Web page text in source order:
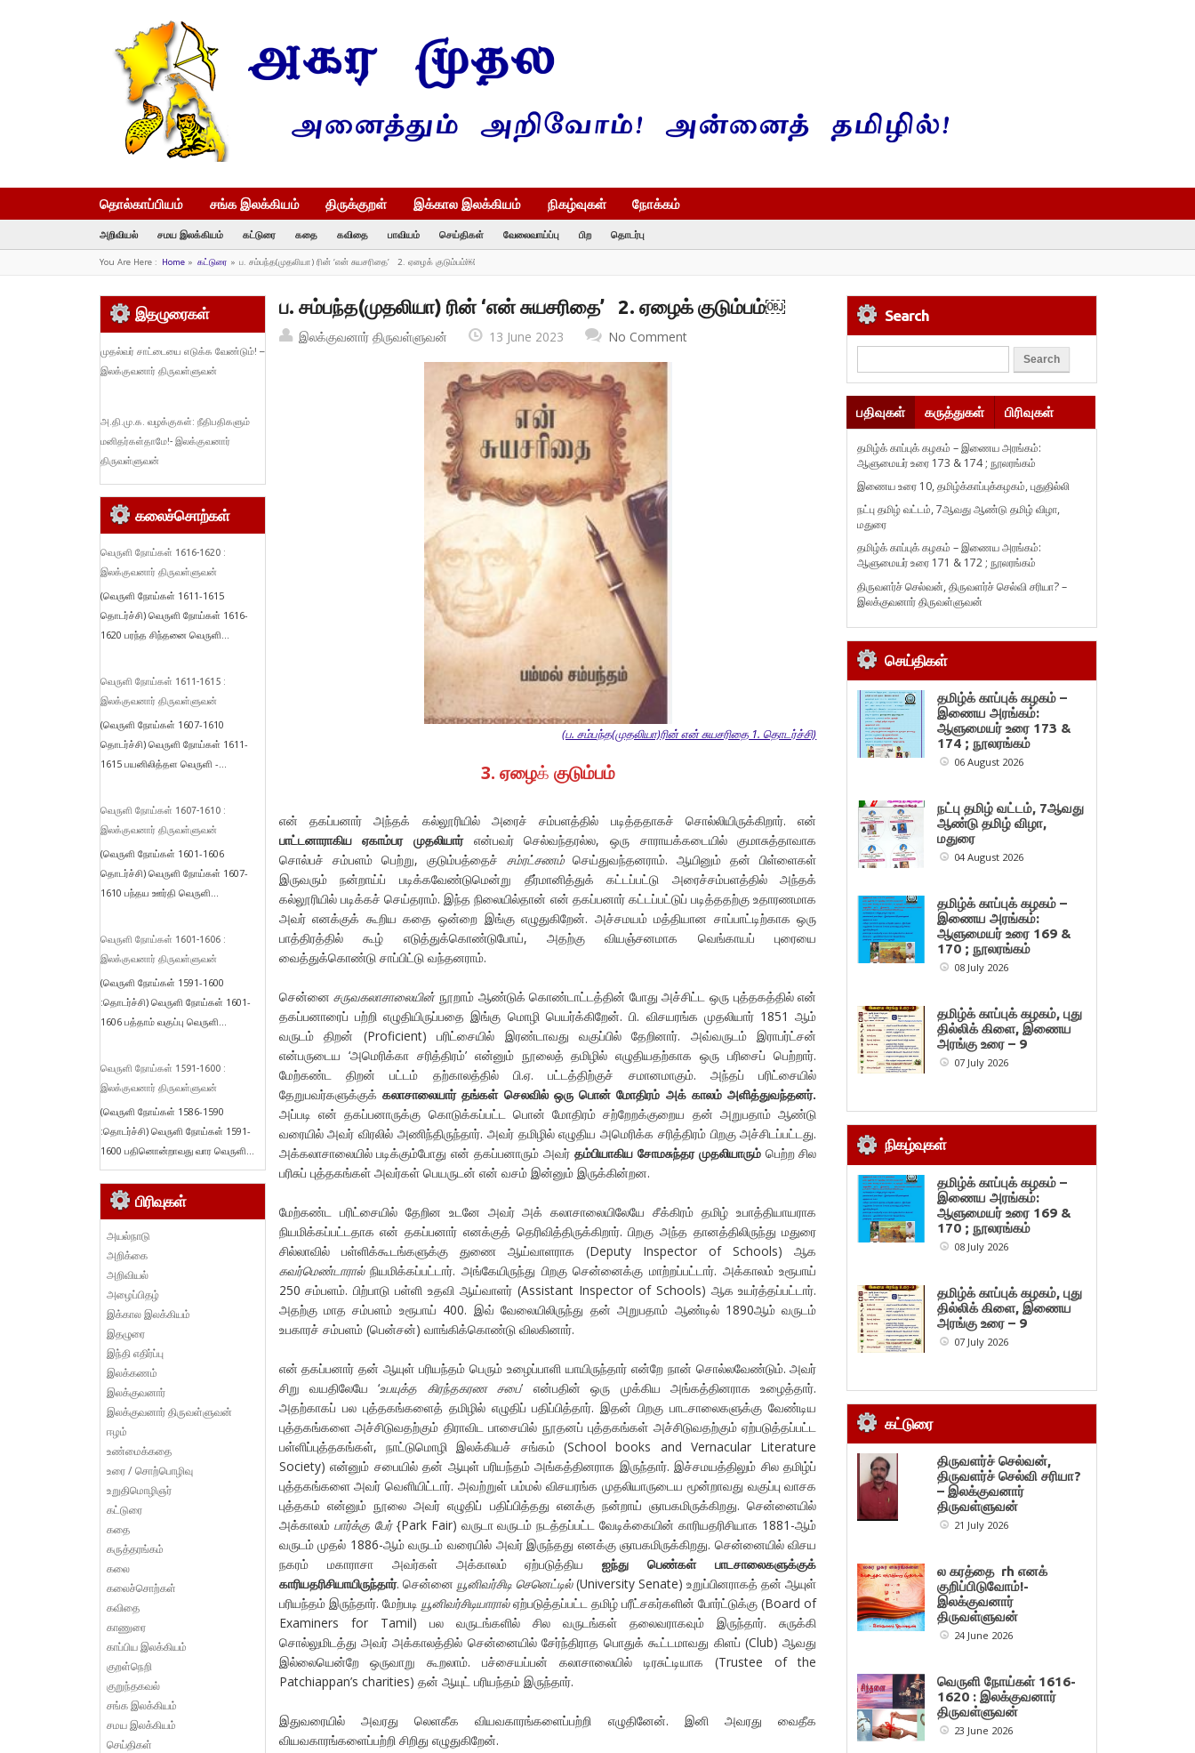
தொல்காப்பியம் சங்க இலக்கியம் திருக்குறள் இக்கால இலக்கியம் நிகழ்வுகள் நோக்கம்
அறிவியல் சமய இலக்கியம் கட்டுரை கதை கவிதை பாவியம் செய்திகள் வேலைவாய்ப்பு பிற தொடர்பு
You Are Here : Home» கட்டுரை » ப. சம்பந்த(முதலியா) ரின் ‘என் சுயசரிதை’ 2. ஏழைக் குடும்பம்￼
ப. சம்பந்த(முதலியா) ரின் ‘என் சுயசரிதை’ 2. ஏழைக் குடும்பம்￼
இலக்குவனார் திருவள்ளுவன் 13 June 2023 No Comment
(ப. சம்பந்த(முதலியா)ரின் என் சுயசரிதை 1. தொடர்ச்சி)
3. ஏழைக் குடும்பம்
என் தகப்பனார் அந்தக் கல்லூரியில் அரைச் சம்பளத்தில் படித்ததாகச் சொல்லியிருக்கிறார். என்
பாட்டனாராகிய ஏகாம்பர முதலியார்என்பவர் செல்வந்தரல்ல, ஒரு சாராயக்கடையில் குமாசுத்தாவாக
சொல்பச் சம்பளம் பெற்று, குடும்பத்தைச் சம்ரட்சணம்செய்துவந்தனராம். ஆயினும் தன் பிள்ளைகள்
இருவரும் நன்றாய்ப் படிக்கவேண்டுமென்று தீர்மானித்துக் கட்டப்பட்டு அரைச்சம்பளத்தில் அந்தக்
கல்லூரியில் படிக்கச் செய்தராம். இந்த நிலையில்தான் என் தகப்பனார் கட்டப்பட்டுப் படித்ததற்கு உதாரணமாக
அவர் எனக்குக் கூறிய கதை ஒன்றை இங்கு எழுதுகிறேன். அச்சமயம் மத்தியான சாப்பாட்டிற்காக ஒரு
பாத்திரத்தில் கூழ் எடுத்துக்கொண்டுபோய், அதற்கு வியஞ்சனமாக வெங்காயப் புரையை
வைத்துக்கொண்டு சாப்பிட்டு வந்தனராம்.
சென்னைசருவகலாசாலையின்நூறாம் ஆண்டுக் கொண்டாட்டத்தின் போது அச்சிட்ட ஒரு புத்தகத்தில் என்
தகப்பனாரைப் பற்றி எழுதியிருப்பதை இங்கு மொழி பெயர்க்கிறேன். பி. விசயரங்க முதலியார் 1851 ஆம்
வருடம் திறன் (Proficient) பரிட்சையில் இரண்டாவது வகுப்பில் தேறினார். அவ்வருடம் இராபர்ட்சன்
என்பருடைய ‘அமெரிக்கா சரித்திரம்’ என்னும் நூலைத் தமிழில் எழுதியதற்காக ஒரு பரிசைப் பெற்றார்.
மேற்கண்ட திறன் பட்டம் தற்காலத்தில் பி.ஏ. பட்டத்திற்குச் சமானமாகும். அந்தப் பரிட்சையில்
தேறுபவர்களுக்குக் கலாசாலையார் தங்கள் செலவில் ஒரு பொன் மோதிரம் அக் காலம் அளித்துவந்தனர்.
அப்படி என் தகப்பனாருக்கு கொடுக்கப்பட்ட பொன் மோதிரம் சற்றேறக்குறைய தன் அறுபதாம் ஆண்டு
வரையில் அவர் விரலில் அணிந்திருந்தார். அவர் தமிழில் எழுதிய அமெரிக்க சரித்திரம் பிறகு அச்சிடப்பட்டது.
அக்கலாசாலையில் படிக்கும்போது என் தகப்பனாரும் அவர் தம்பியாகிய சோமசுந்தர முதலியாரும் பெற்ற சில
பரிசுப் புத்தகங்கள் அவர்கள் பெயருடன் என் வசம் இன்னும் இருக்கின்றன.
மேற்கண்ட பரிட்சையில் தேறின உடனே அவர் அக் கலாசாலையிலேயே சீக்கிரம் தமிழ் உபாத்தியாயராக
நியமிக்கப்பட்டதாக என் தகப்பனார் எனக்குத் தெரிவித்திருக்கிறார். பிறகு அந்த தானத்திலிருந்து மதுரை
சில்லாவில் பள்ளிக்கூடங்களுக்கு துணை ஆய்வாளராக (Deputy Inspector of Schools) ஆக
கவர்மெண்டாரால்நியமிக்கப்பட்டார். அங்கேயிருந்து பிறகு சென்னைக்கு மாற்றப்பட்டார். அக்காலம் உரூபாய்
250 சம்பளம். பிற்பாடு பள்ளி உதவி ஆய்வாளர் (Assistant Inspector of Schools) ஆக உயர்த்தப்பட்டார்.
அதற்கு மாத சம்பளம் உரூபாய் 400. இவ் வேலையிலிருந்து தன் அறுபதாம் ஆண்டில் 1890ஆம் வருடம்
உபகாரச் சம்பளம் (பென்சன்) வாங்கிக்கொண்டு விலகினார்.
என் தகப்பனார் தன் ஆயுள் பரியந்தம் பெரும் உழைப்பாளி யாயிருந்தார் என்றே நான் சொல்லவேண்டும். அவர்
சிறு வயதிலேயே ‘உபயுக்த கிரந்தகரண சபை’ என்பதின் ஒரு முக்கிய அங்கத்தினராக உழைத்தார்.
அதற்காகப் பல புத்தகங்களைத் தமிழில் எழுதிப் பதிப்பித்தார். இதன் பிறகு பாடசாலைகளுக்கு வேண்டிய
புத்தகங்களை அச்சிடுவதற்கும் திராவிட பாசையில் நூதனப் புத்தகங்கள் அச்சிடுவதற்கும் ஏற்படுத்தப்பட்ட
பள்ளிப்புத்தகங்கள், நாட்டுமொழி இலக்கியச் சங்கம் (School books and Vernacular Literature
Society) என்னும் சபையில் தன் ஆயுள் பரியந்தம் அங்கத்தினராக இருந்தார். இச்சமயத்திலும் சில தமிழ்ப்
புத்தகங்களை அவர் வெளியிட்டார். அவற்றுள் பம்மல் விசயரங்க முதலியாருடைய மூன்றாவது வகுப்பு வாசக
புத்தகம் என்னும் நூலை அவர் எழுதிப் பதிப்பித்தது எனக்கு நன்றாய் ஞாபகமிருக்கிறது. சென்னையில்
அக்காலம் பார்க்கு பேர்{Park Fair) வருடா வருடம் நடத்தப்பட்ட வேடிக்கையின் காரியதரிசியாக 1881-ஆம்
வருடம் முதல் 1886-ஆம் வருடம் வரையில் அவர் இருந்தது எனக்கு ஞாபகமிருக்கிறது. சென்னையில் விசய
நகரம் மகாராசா அவர்கள் அக்காலம் ஏற்படுத்தியஐந்து பெண்கள் பாடசாலைகளுக்குக்
காரியதரிசியாயிருந்தார். சென்னை யூனிவர்சிடி செனெட்டில்(University Senate) உறுப்பினராகத் தன் ஆயுள்
பரியந்தம் இருந்தார். மேற்படி யூனிவர்சிடியாரால்ஏற்படுத்தப்பட்ட தமிழ் பரீட்சகர்களின் போர்ட்டுக்கு (Board of
Examiners for Tamil) பல வருடங்களில் சில வருடங்கள் தலைவராகவும் இருந்தார். சுருக்கி
சொல்லுமிடத்து அவர் அக்காலத்தில் சென்னையில் சேர்ந்திராத பொதுக் கூட்டமாவது கிளப் (Club) ஆவது
இல்லையென்றே ஒருவாறு கூறலாம். பச்சையப்பன் கலாசாலையில் டிரசுட்டியாக (Trustee of the
Patchiappan’s charities) தன் ஆயுட் பரியந்தம் இருந்தார்.
இதுவரையில் அவரது லெளகீக வியவகாரங்களைப்பற்றி எழுதினேன். இனி அவரது வைதீக
வியவகாரங்களைப்பற்றி சிறிது எழுதுகிறேன்.
இதழுரைகள்
முதல்வர் சாட்டையை எடுக்க வேண்டும்! –
இலக்குவனார் திருவள்ளுவன்
அ.தி.மு.க. வழக்குகள்: நீதிபதிகளும்
மனிதர்கள்தாமே!- இலக்குவனார்
திருவள்ளுவன்
கலைச்சொற்கள்
வெருளி நோய்கள் 1616-1620 :
இலக்குவனார் திருவள்ளுவன்
(வெருளி நோய்கள் 1611-1615
தொடர்ச்சி) வெருளி நோய்கள் 1616-
1620 பரந்த சிந்தனை வெருளி...
வெருளி நோய்கள் 1611-1615 :
இலக்குவனார் திருவள்ளுவன்
(வெருளி நோய்கள் 1607-1610
தொடர்ச்சி) வெருளி நோய்கள் 1611-
1615 பயனிலித்தள வெருளி -...
வெருளி நோய்கள் 1607-1610 :
இலக்குவனார் திருவள்ளுவன்
(வெருளி நோய்கள் 1601-1606
தொடர்ச்சி) வெருளி நோய்கள் 1607-
1610 பந்தய ஊர்தி வெருளி...
வெருளி நோய்கள் 1601-1606 :
இலக்குவனார் திருவள்ளுவன்
(வெருளி நோய்கள் 1591-1600
:தொடர்ச்சி) வெருளி நோய்கள் 1601-
1606 பத்தாம் வகுப்பு வெருளி...
வெருளி நோய்கள் 1591-1600 :
இலக்குவனார் திருவள்ளுவன்
(வெருளி நோய்கள் 1586-1590
:தொடர்ச்சி) வெருளி நோய்கள் 1591-
1600 பதினொன்றாவது வார வெருளி...
பிரிவுகள்
அயல்நாடு
அறிக்கை
அறிவியல்
அழைப்பிதழ்
இக்கால இலக்கியம்
இதழுரை
இந்தி எதிர்ப்பு
இலக்கணம்
இலக்குவனார்
இலக்குவனார் திருவள்ளுவன்
ஈழம்
உண்மைக்கதை
உரை / சொற்பொழிவு
உறுதிமொழிஞர்
கட்டுரை
கதை
கருத்தரங்கம்
கலை
கலைச்சொற்கள்
கவிதை
காணுரை
காப்பிய இலக்கியம்
குறள்நெறி
குறுந்தகவல்
சங்க இலக்கியம்
சமய இலக்கியம்
செய்திகள்
Search
பதிவுகள் கருத்துகள் பிரிவுகள்
தமிழ்க் காப்புக் கழகம் – இணைய அரங்கம்:
ஆளுமையர் உரை 173 & 174 ; நூலரங்கம்
இணைய உரை 10, தமிழ்க்காப்புக்கழகம், புதுதில்லி
நட்பு தமிழ் வட்டம், 7ஆவது ஆண்டு தமிழ் விழா,
மதுரை
தமிழ்க் காப்புக் கழகம் – இணைய அரங்கம்:
ஆளுமையர் உரை 171 & 172 ; நூலரங்கம்
திருவளர்ச் செல்வன், திருவளர்ச் செல்வி சரியா? –
இலக்குவனார் திருவள்ளுவன்
செய்திகள்
தமிழ்க் காப்புக் கழகம் –
இணைய அரங்கம்:
ஆளுமையர் உரை 173 &
174 ; நூலரங்கம்
06 August 2026
நட்பு தமிழ் வட்டம், 7ஆவது
ஆண்டு தமிழ் விழா,
மதுரை
04 August 2026
தமிழ்க் காப்புக் கழகம் –
இணைய அரங்கம்:
ஆளுமையர் உரை 169 &
170 ; நூலரங்கம்
08 July 2026
தமிழ்க் காப்புக் கழகம், புது
தில்லிக் கிளை, இணைய
அரங்கு உரை – 9
07 July 2026
நிகழ்வுகள்
தமிழ்க் காப்புக் கழகம் –
இணைய அரங்கம்:
ஆளுமையர் உரை 169 &
170 ; நூலரங்கம்
08 July 2026
தமிழ்க் காப்புக் கழகம், புது
தில்லிக் கிளை, இணைய
அரங்கு உரை – 9
07 July 2026
கட்டுரை
திருவளர்ச் செல்வன்,
திருவளர்ச் செல்வி சரியா?
– இலக்குவனார்
திருவள்ளுவன்
21 July 2026
ல கரத்தை rh எனக்
குறிப்பிடுவோம்!-
இலக்குவனார்
திருவள்ளுவன்
24 June 2026
வெருளி நோய்கள் 1616-
1620 : இலக்குவனார்
திருவள்ளுவன்
23 June 2026